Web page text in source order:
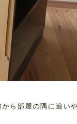
ら部屋の隅に追い